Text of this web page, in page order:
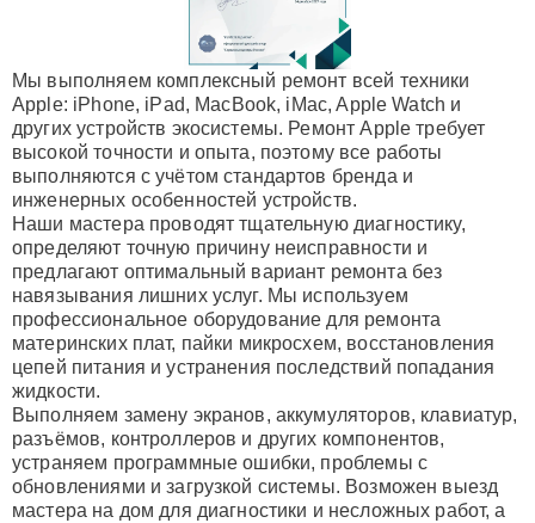
Мы выполняем комплексный ремонт всей техники
Apple: iPhone, iPad, MacBook, iMac, Apple Watch и
других устройств экосистемы. Ремонт Apple требует
высокой точности и опыта, поэтому все работы
выполняются с учётом стандартов бренда и
инженерных особенностей устройств.
Наши мастера проводят тщательную диагностику,
определяют точную причину неисправности и
предлагают оптимальный вариант ремонта без
навязывания лишних услуг. Мы используем
профессиональное оборудование для ремонта
материнских плат, пайки микросхем, восстановления
цепей питания и устранения последствий попадания
жидкости.
Выполняем замену экранов, аккумуляторов, клавиатур,
разъёмов, контроллеров и других компонентов,
устраняем программные ошибки, проблемы с
обновлениями и загрузкой системы. Возможен выезд
мастера на дом для диагностики и несложных работ, а